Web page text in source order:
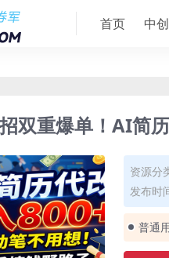
首页 中
双重爆单！AI简
资源分
发布时
普通